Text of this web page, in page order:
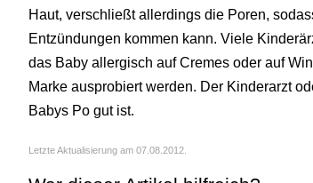
Haut, verschließt allerdings die Poren,
Entzündungen kommen kann. Viele
das Baby allergisch auf Cremes oder auf
Marke ausprobiert werden. Der Kinderarzt
Babys Po gut ist.
Letzte Aktualisierung am 07.08.2012.